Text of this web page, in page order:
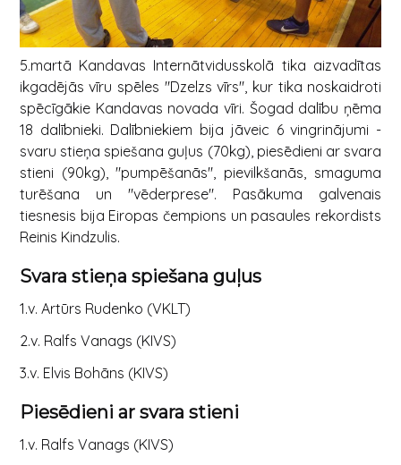
5.martā Kandavas Internātvidusskolā tika aizvadītas
ikgadējās vīru spēles "Dzelzs vīrs", kur tika noskaidroti
spēcīgākie Kandavas novada vīri. Šogad dalību ņēma
18 dalībnieki. Dalībniekiem bija jāveic 6 vingrinājumi -
svaru stieņa spiešana guļus (70kg), piesēdieni ar svara
stieni (90kg), "pumpēšanās", pievilkšanās, smaguma
turēšana un "vēderprese". Pasākuma galvenais
tiesnesis bija Eiropas čempions un pasaules rekordists
Reinis Kindzulis.
Svara stieņa spiešana guļus
1.v. Artūrs Rudenko (VKLT)
2.v. Ralfs Vanags (KIVS)
3.v. Elvis Bohāns (KIVS)
Piesēdieni ar svara stieni
1.v. Ralfs Vanags (KIVS)